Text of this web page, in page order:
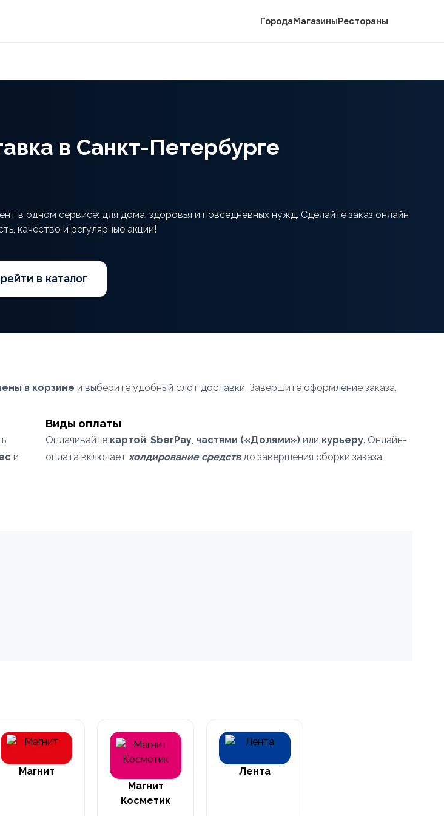
ГородаМагазиныРестораны
в Санкт-Петербурге
в одном сервисе: для дома, здоровья и повседневных нужд. Сделайте заказ онлайн
качество и регулярные акции!
в каталог
в корзине и выберите удобный слот доставки. Завершите оформление заказа.
и
Виды оплаты
Оплачивайте картой, SberPay, частями («Долями») или курьеру. Онлайн-
оплата включает холдирование средствдо завершения сборки заказа.
Магнит
Магнит
Косметик
Лента